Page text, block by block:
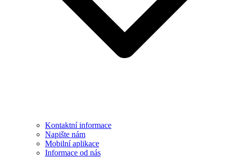
Kontaktní informace
Napište nám
Mobilní aplikace
Informace od nás